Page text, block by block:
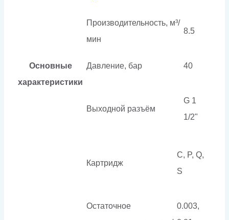
Основные
характеристики
Производительность, м³/
мин
8.5
Давление, бар 40
Выходной разъём
G 1
1/2"
Картридж
C, P, Q,
S
Остаточное
0.003,